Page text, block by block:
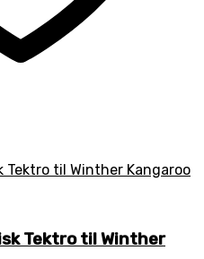
Tektro til Winther